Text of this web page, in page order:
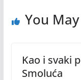
You
Kao i svaki
Smoluća